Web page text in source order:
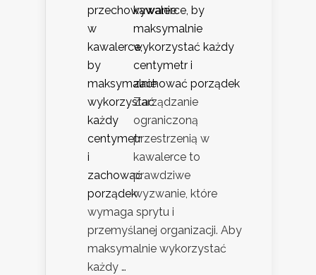
kawalerce, by
maksymalnie
wykorzystać każdy
centymetr i
zachować porządek
Zarządzanie
ograniczoną
przestrzenią w
kawalerce to
prawdziwe
wyzwanie, które
wymaga sprytu i
przemyślanej organizacji. Aby
maksymalnie wykorzystać
każdy …